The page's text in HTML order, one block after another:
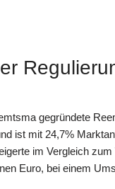
gegründete
ist mit 24,7%
im Vergleich
Euro, bei einem